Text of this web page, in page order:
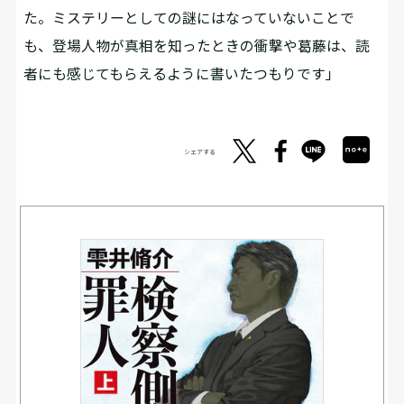
た。ミステリーとしての謎にはなっていないことで
も、登場人物が真相を知ったときの衝撃や葛藤は、読
者にも感じてもらえるように書いたつもりです」
シェアする